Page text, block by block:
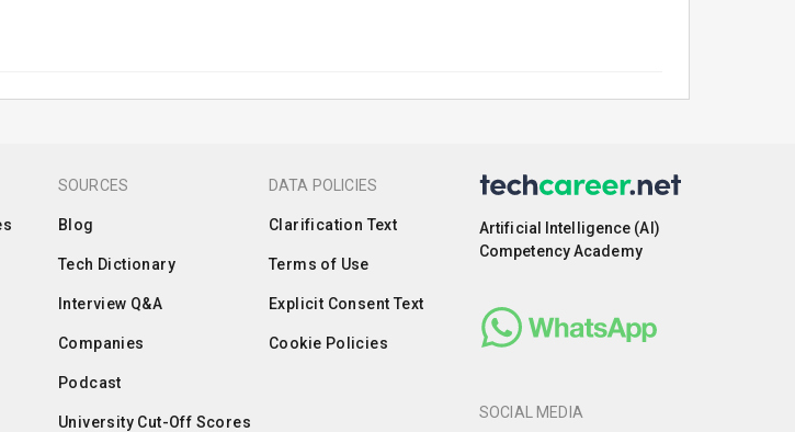
SOURCES
Blog
Tech Dictionary
Interview Q&A
Companies
Podcast
University Cut-Off Scores
DATA POLICIES
Clarification Text
Terms of Use
Explicit Consent Text
Cookie Policies
Artificial Intelligence (AI)
Competency Academy
SOCIAL MEDIA